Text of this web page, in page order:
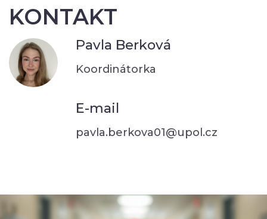
KONTAKT
Pavla Berková
Koordinátorka
E-mail
pavla.berkova01@upol.cz